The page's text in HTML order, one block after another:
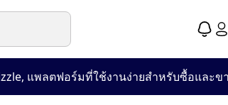
แพลตฟอร์มที่ใช้งานง่ายสำหรับซื้อและขายสิน